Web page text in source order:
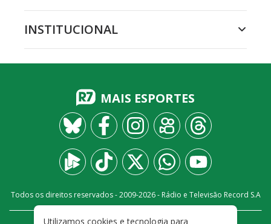
INSTITUCIONAL
MAIS ESPORTES
Todos os direitos reservados - 2009-2026- Rádio e Televisão Record S.A
Utilizamos cookies e tecnologia para